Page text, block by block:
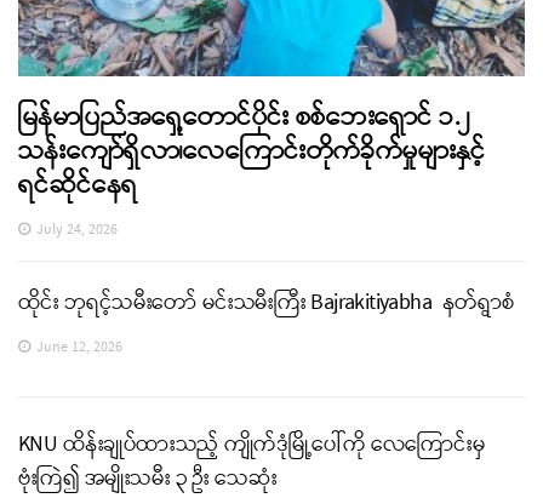
မြန်မာပြည်အရှေ့တောင်ပိုင်း စစ်ဘေးရှောင် ၁.၂
သန်းကျော်ရှိလာ၊လေကြောင်းတိုက်ခိုက်မှုများနှင့်
ရင်ဆိုင်နေရ
July 24, 2026
ထိုင်း ဘုရင့်သမီးတော် မင်းသမီးကြီး Bajrakitiyabha နတ်ရွာစံ
June 12, 2026
KNU ထိန်းချုပ်ထားသည့် ကျိုက်ဒုံမြို့ပေါ်ကို လေကြောင်းမှ
ဗုံးကြဲ၍ အမျိုးသမီး ၃ ဦး သေဆုံး